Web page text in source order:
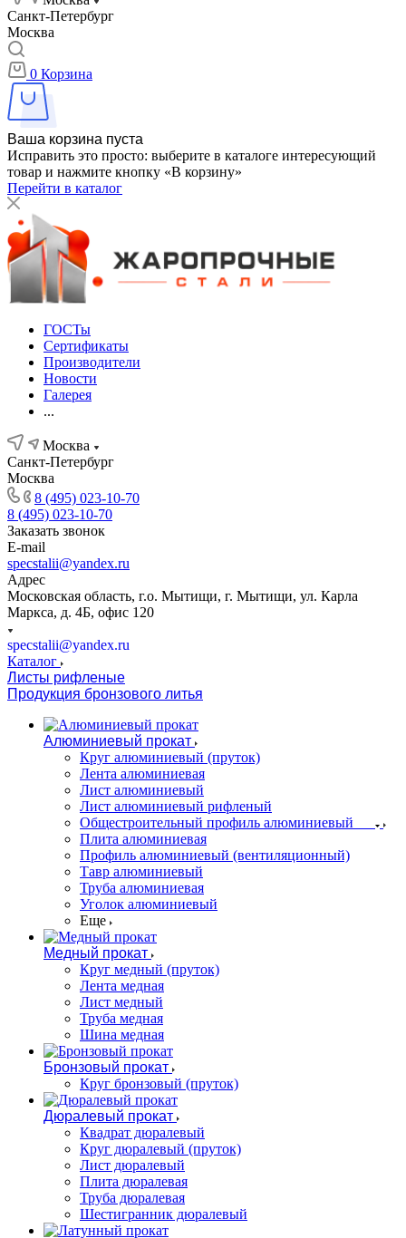
Санкт-Петербург
Москва
0 Корзина
Ваша корзина пуста
Исправить это просто: выберите в каталоге интересующий
товар и нажмите кнопку «В корзину»
Перейти в каталог
ГОСТы
Сертификаты
Производители
Новости
Галерея
...
Москва
Санкт-Петербург
Москва
8 (495) 023-10-70
8 (495) 023-10-70
Заказать звонок
E-mail
specstalii@yandex.ru
Адрес
Московская область, г.о. Мытищи, г. Мытищи, ул. Карла
Маркса, д. 4Б, офис 120
specstalii@yandex.ru
Каталог
Листы рифленые
Продукция бронзового литья
Алюминиевый прокат
Круг алюминиевый (пруток)
Лента алюминиевая
Лист алюминиевый
Лист алюминиевый рифленый
Общестроительный профиль алюминиевый
Плита алюминиевая
Профиль алюминиевый (вентиляционный)
Тавр алюминиевый
Труба алюминиевая
Уголок алюминиевый
Еще
Медный прокат
Круг медный (пруток)
Лента медная
Лист медный
Труба медная
Шина медная
Бронзовый прокат
Круг бронзовый (пруток)
Дюралевый прокат
Квадрат дюралевый
Круг дюралевый (пруток)
Лист дюралевый
Плита дюралевая
Труба дюралевая
Шестигранник дюралевый